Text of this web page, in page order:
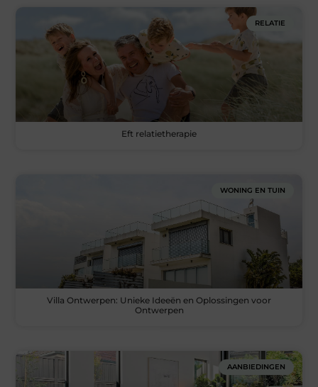
RELATIE
Eft relatietherapie
WONING EN TUIN
Villa Ontwerpen: Unieke Ideeën en Oplossingen voor
Ontwerpen
AANBIEDINGEN